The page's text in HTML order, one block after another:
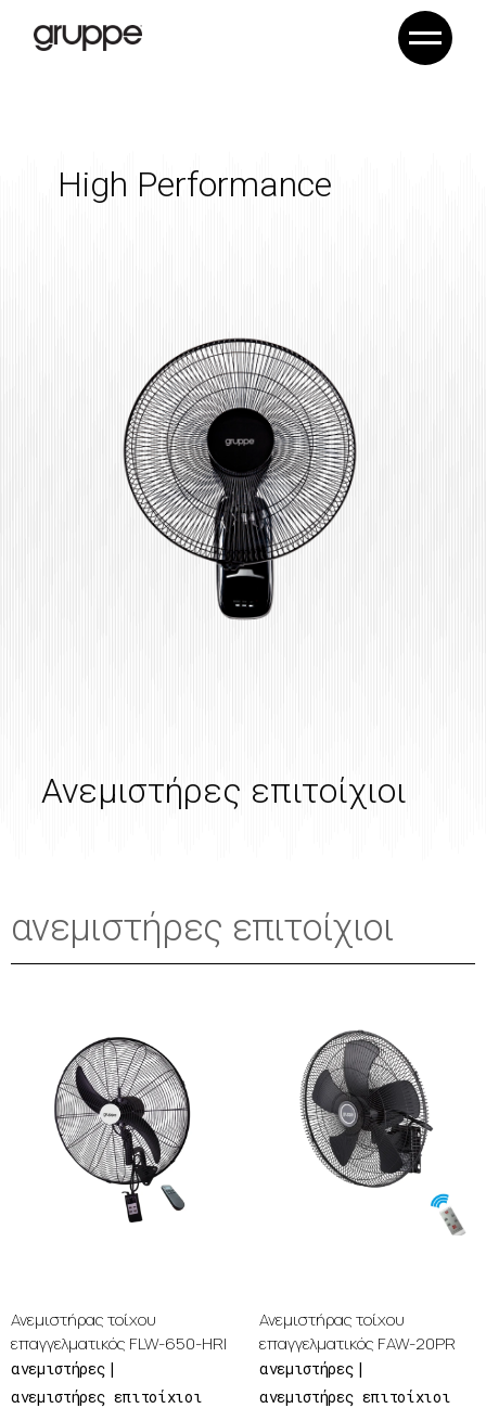
Ανεμιστήρες επιτοίχιοι
High Performance
ανεμιστήρες επιτοίχιοι
Ανεμιστήρας τοίχου
επαγγελματικός FLW-650-HRI
ανεμιστήρες
ανεμιστήρες επιτοίχιοι
Ανεμιστήρας τοίχου
επαγγελματικός FAW-20PR
ανεμιστήρες
ανεμιστήρες επιτοίχιοι